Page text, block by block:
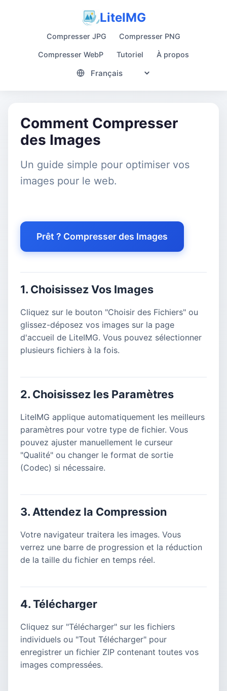
LiteIMG
Compresser JPG Compresser PNG
Compresser WebP Tutoriel À propos
Comment Compresser
des Images
Un guide simple pour optimiser vos
images pour le web.
Prêt ? Compresser des Images
1. Choisissez Vos Images
Cliquez sur le bouton "Choisir des Fichiers" ou
glissez-déposez vos images sur la page
d'accueil de LiteIMG. Vous pouvez sélectionner
plusieurs fichiers à la fois.
2. Choisissez les Paramètres
LiteIMG applique automatiquement les meilleurs
paramètres pour votre type de fichier. Vous
pouvez ajuster manuellement le curseur
"Qualité" ou changer le format de sortie
(Codec) si nécessaire.
3. Attendez la Compression
Votre navigateur traitera les images. Vous
verrez une barre de progression et la réduction
de la taille du fichier en temps réel.
4. Télécharger
Cliquez sur "Télécharger" sur les fichiers
individuels ou "Tout Télécharger" pour
enregistrer un fichier ZIP contenant toutes vos
images compressées.